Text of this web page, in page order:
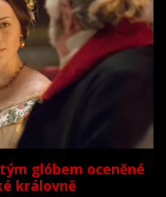
glóbem oceněné
královně